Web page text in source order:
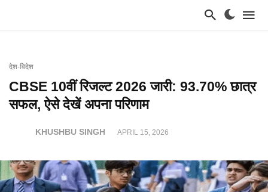
देश-विदेश
CBSE 10वीं रिजल्ट 2026 जारी: 93.70% छात्र
सफल, ऐसे देखें अपना परिणाम
KHUSHBU SINGH APRIL 15, 2026